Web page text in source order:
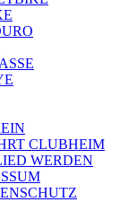
CLUBHEIM
WERDEN